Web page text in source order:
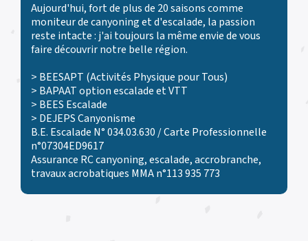
Aujourd'hui, fort de plus de 20 saisons comme
moniteur de canyoning et d'escalade, la passion
reste intacte : j'ai toujours la même envie de vous
faire découvrir notre belle région.
> BEESAPT (Activités Physique pour Tous)
> BAPAAT option escalade et VTT
> BEES Escalade
> DEJEPS Canyonisme
B.E. Escalade N° 034.03.630 / Carte Professionnelle
n°07304ED9617
Assurance RC canyoning, escalade, accrobranche,
travaux acrobatiques MMA n°113 935 773